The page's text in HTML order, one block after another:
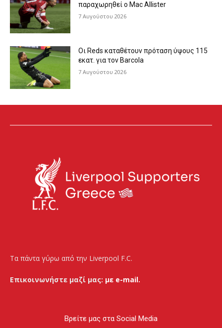
παραχωρηθεί ο Mac Allister
7 Αυγούστου 2026
Οι Reds καταθέτουν πρόταση ύψους 115
εκατ. για τον Barcola
7 Αυγούστου 2026
Τα πάντα γύρω από την Liverpool F.C.
Επικοινωνήστε μαζί μας: με e-mail.
Βρείτε μας στα Social Media